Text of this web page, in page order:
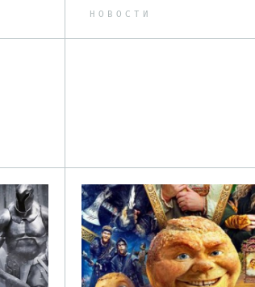
НОВОСТИ